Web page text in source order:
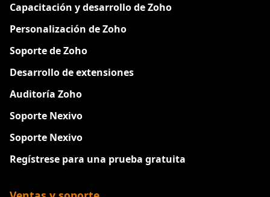
Capacitación y desarrollo de Zoho
Personalización de Zoho
Soporte de Zoho
Desarrollo de extensiones
Auditoría Zoho
Soporte Nexivo
Soporte Nexivo
Regístrese para una prueba gratuita